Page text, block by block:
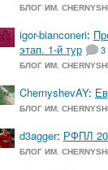
БЛОГ ИМ.
igor-bianconeri:
этап. 1-й тур
3
БЛОГ ИМ.
ChernyshevAY:
БЛОГ ИМ.
d3agger: РФПЛ
БЛОГ ИМ.